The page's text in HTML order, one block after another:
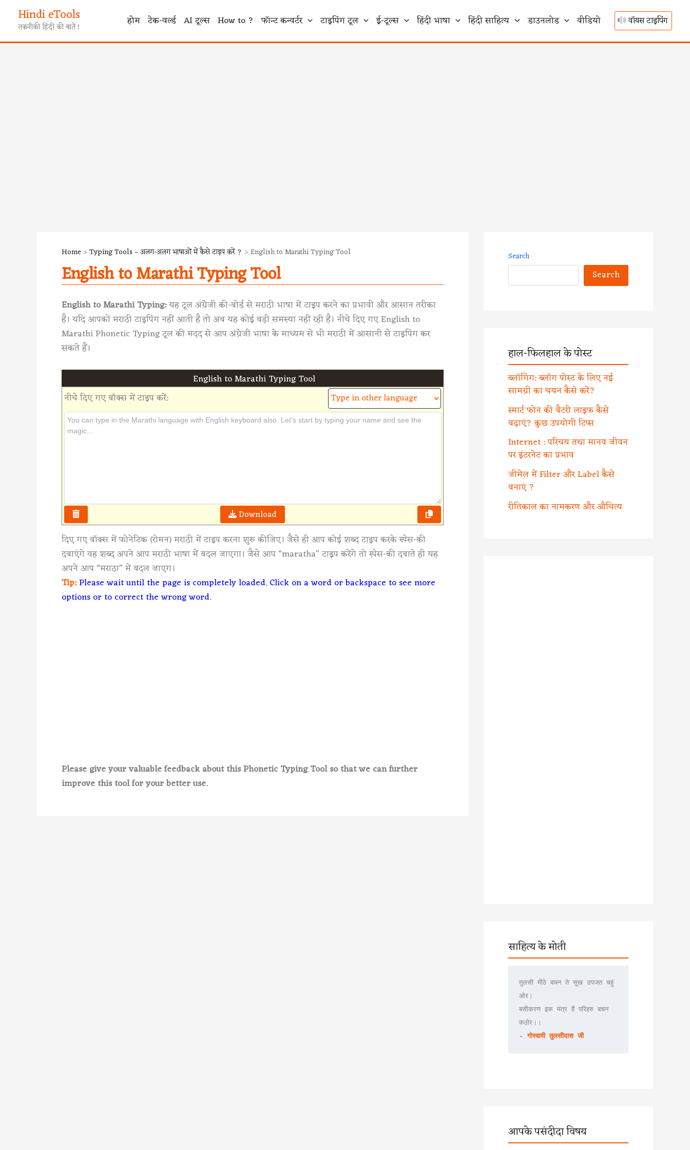
Hindi eTools
तकनीकी हिंदी की बातें ! होम टेक-वर्ल्ड AI टूल्स How to ? फॉन्ट कन्वर्टर टाइपिंग टूल ई-टूल्स हिंदी भाषा हिंदी साहित्य डाउनलोड वीडियो वॉयस टाइपिंग
Home Typing Tools – अलग-अलग भाषाओं में कैसे टाइप करें ? English to Marathi Typing Tool
English to Marathi Typing Tool
English to Marathi Typing:यह टूल अंग्रेजी की-बोर्ड से मराठी भाषा में टाइप करने का प्रभावी और आसान तरीका
है। यदि आपको मराठी टाइपिंग नहीं आती है तो अब यह कोई बड़ी समस्या नहीं रही है। नीचे दिए गए English to
Marathi Phonetic Typing टूल की मदद से आप अंग्रेजी भाषा के माध्यम से भी मराठी में आसानी से टाइपिंग कर
सकते हैं।
English to Marathi Typing Tool
नीचे दिए गए बॉक्स में टाइप करें:
Download
दिए गए बॉक्स में फोनेटिक (रोमन) मराठी में टाइप करना शुरु कीजिए। जैसे ही आप कोई शब्द टाइप करके स्पेस-की
दबाएंगे वह शब्द अपने आप मराठी भाषा में बदल जाएगा। जैसे आप “maratha” टाइप करेंगे तो स्पेस-की दबाते ही यह
अपने आप “मराठा” में बदल जाएग।
Tip:Please wait until the page is completely loaded. Click on a word or backspace to see more
options or to correct the wrong word.
Please give your valuable feedback about this Phonetic Typing Tool so that we can further
improve this tool for your better use.
Search
Search
हाल-फिलहाल के पोस्ट
ब्लॉगिंग: ब्लॉग पोस्ट के लिए नई
सामग्री का चयन कैसे करें?
स्मार्ट फोन की बैटरी लाइफ कैसे
बढ़ाएं? कुछ उपयोगी टिप्स
Internet : परिचय तथा मानव जीवन
पर इंटरनेट का प्रभाव
जीमेल में Filter और Label कैसे
बनाएं ?
रीतिकाल का नामकरण और औचित्य
साहित्य के मोती
तुलसी मीठे बचन ते सुख उपजत चहुं
ओर।
बसीकरण इक मंत्र हैं परिहरु बचन
कठोर।।
- गोस्वामी तुलसीदास जी
आपके पसंदीदा विषय